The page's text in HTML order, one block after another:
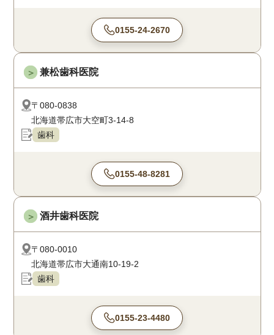
0155-24-2670
＞ 兼松歯科医院
〒080-0838
北海道帯広市大空町3-14-8
歯科
0155-48-8281
＞ 酒井歯科医院
〒080-0010
北海道帯広市大通南10-19-2
歯科
0155-23-4480